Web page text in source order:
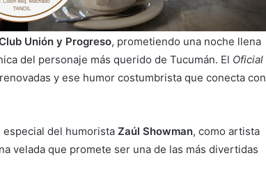
Unión y Progreso, prometiendo una noche llena
del personaje más querido de Tucumán. El Oficial
y ese humor costumbrista que conecta con
especial del humorista Zaúl Showman, como artista
velada que promete ser una de las más divertidas